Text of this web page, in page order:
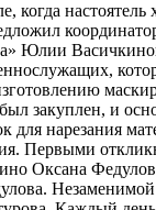
когда настоятель
Юлии
закуплен, и
для нарезания
Первыми
Оксана
Незаменимой